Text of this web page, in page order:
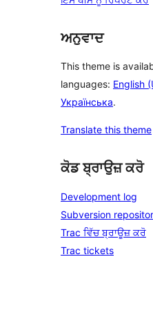
ਅਨੁਵਾਦ
This theme is
languages: English
Українська.
Translate this theme
ਕੋਡ ਬ੍ਰਾਉਜ਼ ਕਰੋ
Development log
Subversion
Trac ਵਿੱਚ ਬ੍ਰਾਊਜ਼ ਕਰੋ
Trac tickets